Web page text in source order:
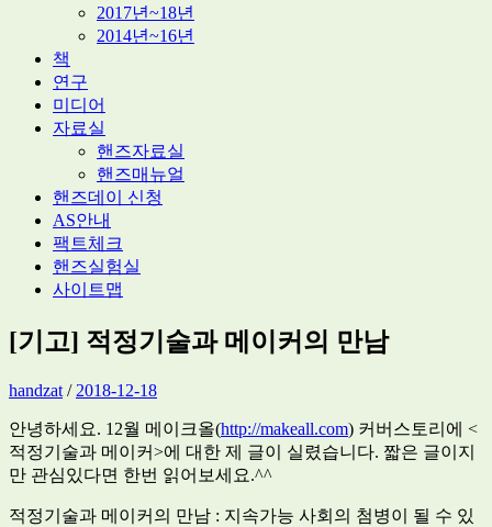
2017년~18년
2014년~16년
책
연구
미디어
자료실
핸즈자료실
핸즈매뉴얼
핸즈데이 신청
AS안내
팩트체크
핸즈실험실
사이트맵
[기고] 적정기술과 메이커의 만남
handzat / 2018-12-18
안녕하세요. 12월 메이크올(http://makeall.com) 커버스토리에 <
적정기술과 메이커>에 대한 제 글이 실렸습니다. 짧은 글이지
만 관심있다면 한번 읽어보세요.^^
적정기술과 메이커의 만남 : 지속가능 사회의 첨병이 될 수 있